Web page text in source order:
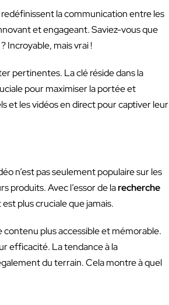
la communication entre les
et engageant. Saviez-vous que
Incroyable, mais vrai !
pertinentes. La clé réside dans la
pour maximiser la portée et
et les vidéos en direct pour captiver leur
n’est pas seulement populaire sur les
produits. Avec l’essor de larecherche
plus cruciale que jamais.
plus accessible et mémorable.
efficacité. La tendance à la
du terrain. Cela montre à quel